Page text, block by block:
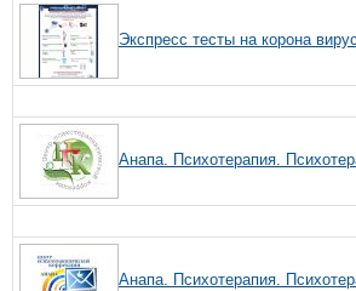
Экспресс тесты на корона
Анапа. Психотерапия.
Анапа. Психотерапия.